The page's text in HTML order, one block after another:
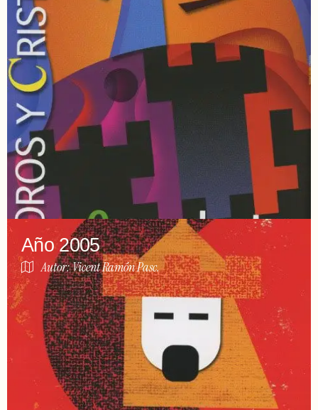
Año 2005
Autor: Vicent Ramón Pasc.